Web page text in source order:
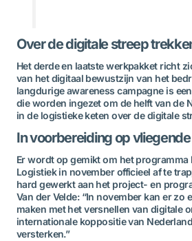
Over de digitale streep
Het derde en laatste werkpakket richt
van het digitaal bewustzijn van het
langdurige awareness campagne is
die worden ingezet om de helft van de
in de logistieke keten over de digitale
In voorbereiding op
Er wordt op gemikt om het
Logistiek in november officieel af te
hard gewerkt aan het project- en
Van der Velde: “In november kan er zo
maken met het versnellen van digitale
internationale koppositie van
versterken.”